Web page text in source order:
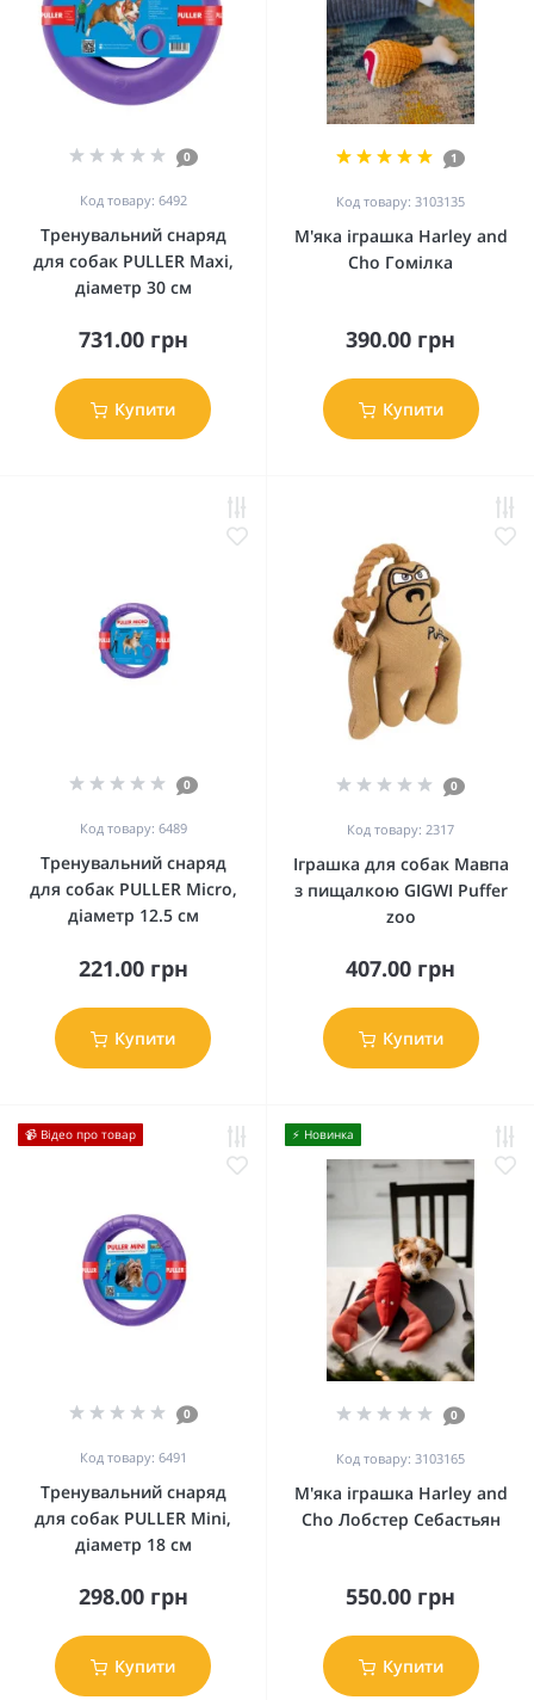
0
Код товару: 6492
Тренувальний снаряд
для собак PULLER Мaxi,
діаметр 30 см
731.00 грн
Купити
1
Код товару: 3103135
М'яка іграшка Harley and
Cho Гомілка
390.00 грн
Купити
0
Код товару: 6489
Тренувальний снаряд
для собак PULLER Micro,
діаметр 12.5 см
221.00 грн
Купити
0
Код товару: 2317
Іграшка для собак Мавпа
з пищалкою GIGWI Puffer
zoo
407.00 грн
Купити
📹 Відео про товар
0
Код товару: 6491
Тренувальний снаряд
для собак PULLER Mini,
діаметр 18 см
298.00 грн
Купити
⚡️ Новинка
0
Код товару: 3103165
М'яка іграшка Harley and
Cho Лобстер Себастьян
550.00 грн
Купити